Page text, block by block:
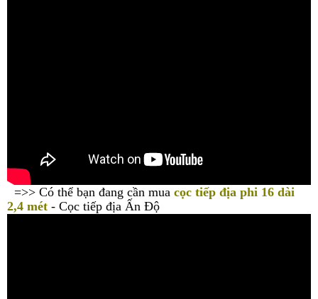
=>> Có thể bạn đang cần mua cọc tiếp địa phi 16 dài
2,4 mét - Cọc tiếp địa Ấn Độ